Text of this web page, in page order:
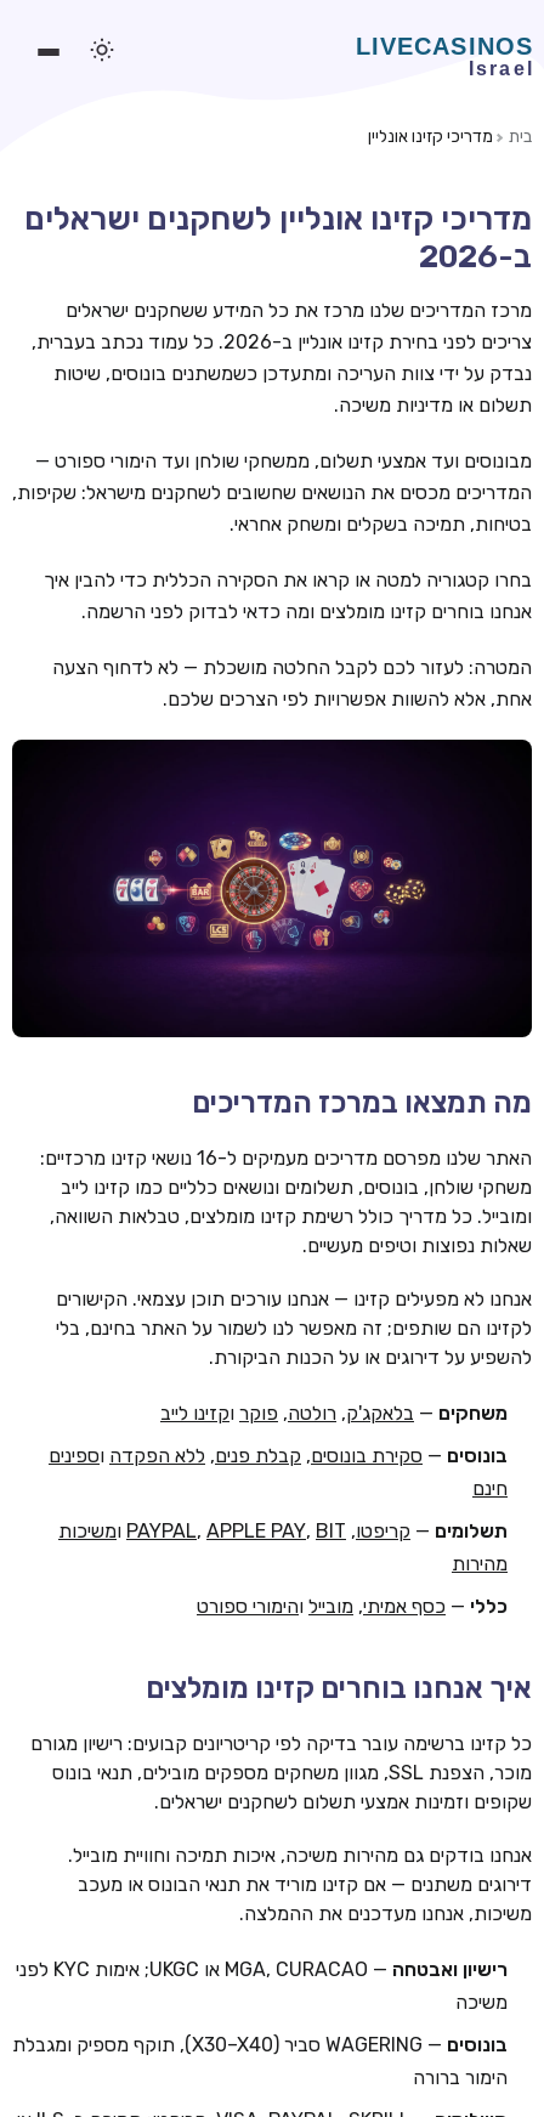
משחקים חינמיים
סלוטים אונליין
מדריכי קזינו
מונדיאל 2026 הימורים
בלאקג'ק אונליין
בקרה אונליין
וידאו פוקר
קזינו קריפטו
טורנירי קזינו
מדריכים
בית מדריכי קזינו אונליין
מדריכי קזינו אונליין לשחקנים ישראלים
ב-2026
מרכז המדריכים שלנו מרכז את כל המידע ששחקנים ישראלים
צריכים לפני בחירת קזינו אונליין ב-2026. כל עמוד נכתב בעברית,
נבדק על ידי צוות העריכה ומתעדכן כשמשתנים בונוסים, שיטות
תשלום או מדיניות משיכה.
מבונוסים ועד אמצעי תשלום, ממשחקי שולחן ועד הימורי ספורט —
המדריכים מכסים את הנושאים שחשובים לשחקנים מישראל: שקיפות,
בטיחות, תמיכה בשקלים ומשחק אחראי.
בחרו קטגוריה למטה או קראו את הסקירה הכללית כדי להבין איך
אנחנו בוחרים קזינו מומלצים ומה כדאי לבדוק לפני הרשמה.
המטרה: לעזור לכם לקבל החלטה מושכלת — לא לדחוף הצעה
אחת, אלא להשוות אפשרויות לפי הצרכים שלכם.
מה תמצאו במרכז המדריכים
האתר שלנו מפרסם מדריכים מעמיקים ל-16 נושאי קזינו מרכזיים:
משחקי שולחן, בונוסים, תשלומים ונושאים כלליים כמו קזינו לייב
ומובייל. כל מדריך כולל רשימת קזינו מומלצים, טבלאות השוואה,
שאלות נפוצות וטיפים מעשיים.
אנחנו לא מפעילים קזינו — אנחנו עורכים תוכן עצמאי. הקישורים
לקזינו הם שותפים; זה מאפשר לנו לשמור על האתר בחינם, בלי
להשפיע על דירוגים או על הכנות הביקורת.
משחקים — בלאקג'ק, רולטה, פוקר וקזינו לייב
בונוסים — סקירת בונוסים, קבלת פנים, ללא הפקדה וספינים
חינם
תשלומים — קריפטו,
PAYPAL, APPLE PAY, BIT ומשיכות
מהירות
כללי — כסף אמיתי, מובייל והימורי ספורט
איך אנחנו בוחרים קזינו מומלצים
כל קזינו ברשימה עובר בדיקה לפי קריטריונים קבועים: רישיון מגורם
מוכר, הצפנת SSL, מגוון משחקים מספקים מובילים, תנאי בונוס
שקופים וזמינות אמצעי תשלום לשחקנים ישראלים.
אנחנו בודקים גם מהירות משיכה, איכות תמיכה וחוויית מובייל.
דירוגים משתנים — אם קזינו מוריד את תנאי הבונוס או מעכב
משיכות, אנחנו מעדכנים את ההמלצה.
רישיון ואבטחה
— MGA, CURACAO או UKGC; אימות KYC לפני
משיכה
בונוסים
— WAGERING סביר (X30–X40), תוקף מספיק ומגבלת
הימור ברורה